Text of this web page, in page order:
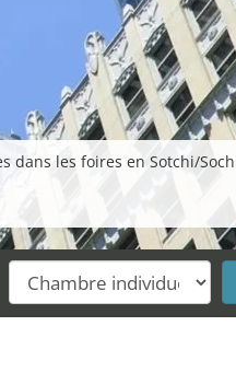
les foires en Sotchi/